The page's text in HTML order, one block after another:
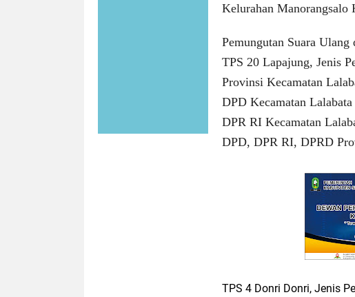
Kelurahan Manorangsalo
Pemungutan Suara Ulang
TPS 20 Lapajung, Jenis
Provinsi Kecamatan
DPD Kecamatan
DPR RI Kecamatan
DPD, DPR RI, DPRD
TPS 4 Donri Donri, Jenis